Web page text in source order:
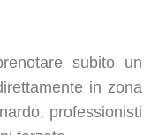
subito un
in zona
professionisti